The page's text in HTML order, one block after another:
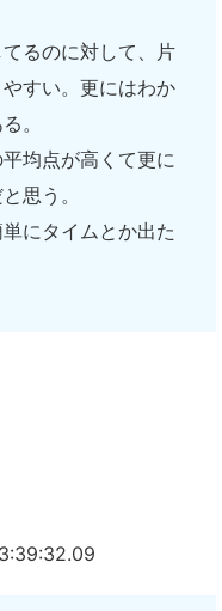
るのに対して、片
すい。更にはわか
。
均点が高くて更に
思う。
にタイムとか出た